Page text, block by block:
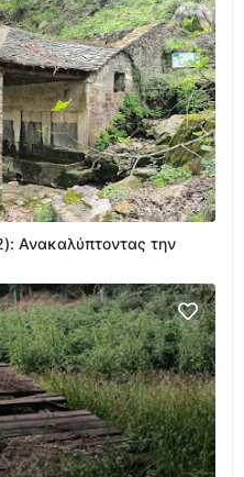
Ανακαλύπτοντας την